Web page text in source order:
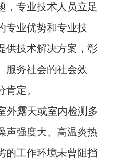
，专业技术人员立足
专业优势和专业技
供技术解决方案，彰
服务社会的社会效
肯定。
外露天或室内检测多
声强度大、高温炎热
的工作环境未曾阻挡